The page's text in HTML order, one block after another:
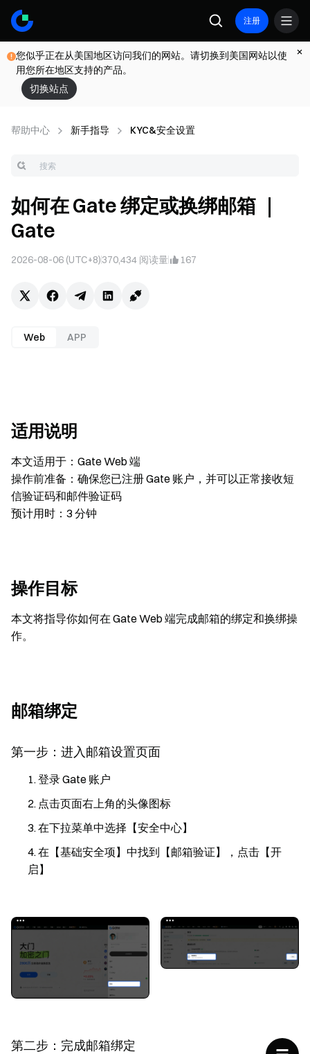
注册
您似乎正在从美国地区访问我们的网站。请切换到美国网站以使
用您所在地区支持的产品。
切换站点
帮助中心 新手指导 KYC&安全设置
如何在 Gate 绑定或换绑邮箱 ｜
Gate
2026-08-06 (UTC+8)370,434 阅读量 167
Web APP
适用说明
本文适用于：Gate Web 端
操作前准备：确保您已注册 Gate 账户，并可以正常接收短
信验证码和邮件验证码
预计用时：3 分钟
操作目标
本文将指导你如何在 Gate Web 端完成邮箱的绑定和换绑操
作。
邮箱绑定
第一步：进入邮箱设置页面
登录 Gate 账户
点击页面右上角的头像图标
在下拉菜单中选择【安全中心】
在【基础安全项】中找到【邮箱验证】，点击【开
启】
第二步：完成邮箱绑定